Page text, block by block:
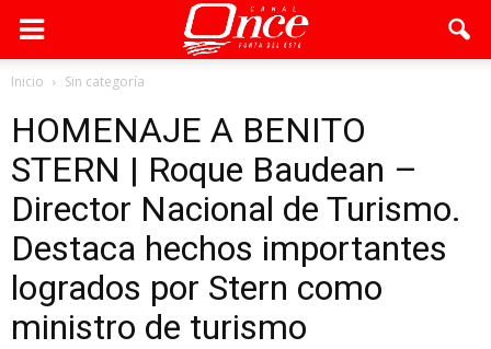
Inicio Sin categoría
HOMENAJE A BENITO
STERN | Roque Baudean –
Director Nacional de Turismo.
Destaca hechos importantes
logrados por Stern como
ministro de turismo